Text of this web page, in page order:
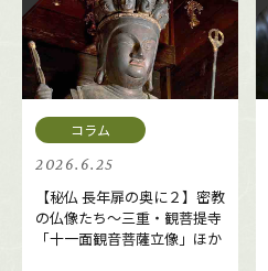
2026.6.25
【秘仏 長年扉の奥に２】密教
の仏像たち～三重・観菩提寺
「十一面観音菩薩立像」ほか